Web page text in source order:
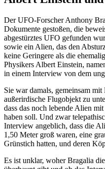
Der UFO-Forscher Anthony
Dokumente gestoßen, die
abgestürztes UFO gefunden
sowie ein Alien, das den
keine Geringere als die
Physikers Albert Einstein,
in einem Interview von dem
Sie war damals, gemeinsam
außerirdische Flugobjekt zu
dass das noch lebende Alien
haben soll. Und zwar
Interview angeblich, dass die
1,50 Meter groß waren, eine
Grünstich hatten, und deren
Es ist unklar, woher Bragalia